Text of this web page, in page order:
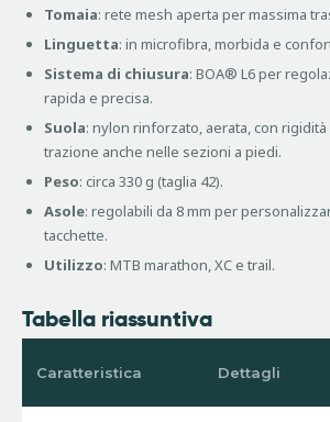
Tomaia: rete mesh aperta per massima
Linguetta: in microfibra, morbida e
Sistema di chiusura: BOA® L6 per
rapida e precisa.
Suola: nylon rinforzato, aerata, con
trazione anche nelle sezioni a piedi.
Peso: circa 330 g (taglia 42).
Asole: regolabili da 8 mm per
tacchette.
Utilizzo: MTB marathon, XC e trail.
Tabella riassuntiva
Caratteristica Dettagli